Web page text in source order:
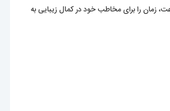
زمان را برای مخاطب خود در کمال زیبایی به